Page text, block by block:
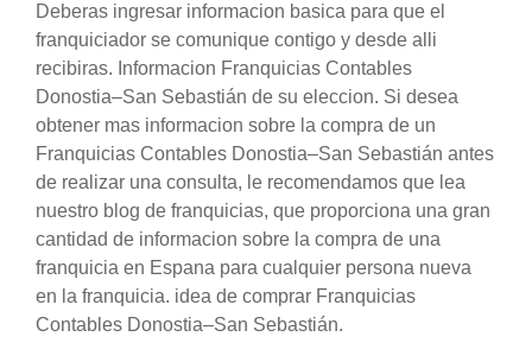
Deberas ingresar informacion basica para que el
franquiciador se comunique contigo y desde alli
recibiras. Informacion Franquicias Contables
Donostia–San Sebastián de su eleccion. Si desea
obtener mas informacion sobre la compra de un
Franquicias Contables Donostia–San Sebastián antes
de realizar una consulta, le recomendamos que lea
nuestro blog de franquicias, que proporciona una gran
cantidad de informacion sobre la compra de una
franquicia en Espana para cualquier persona nueva
en la franquicia. idea de comprar Franquicias
Contables Donostia–San Sebastián.